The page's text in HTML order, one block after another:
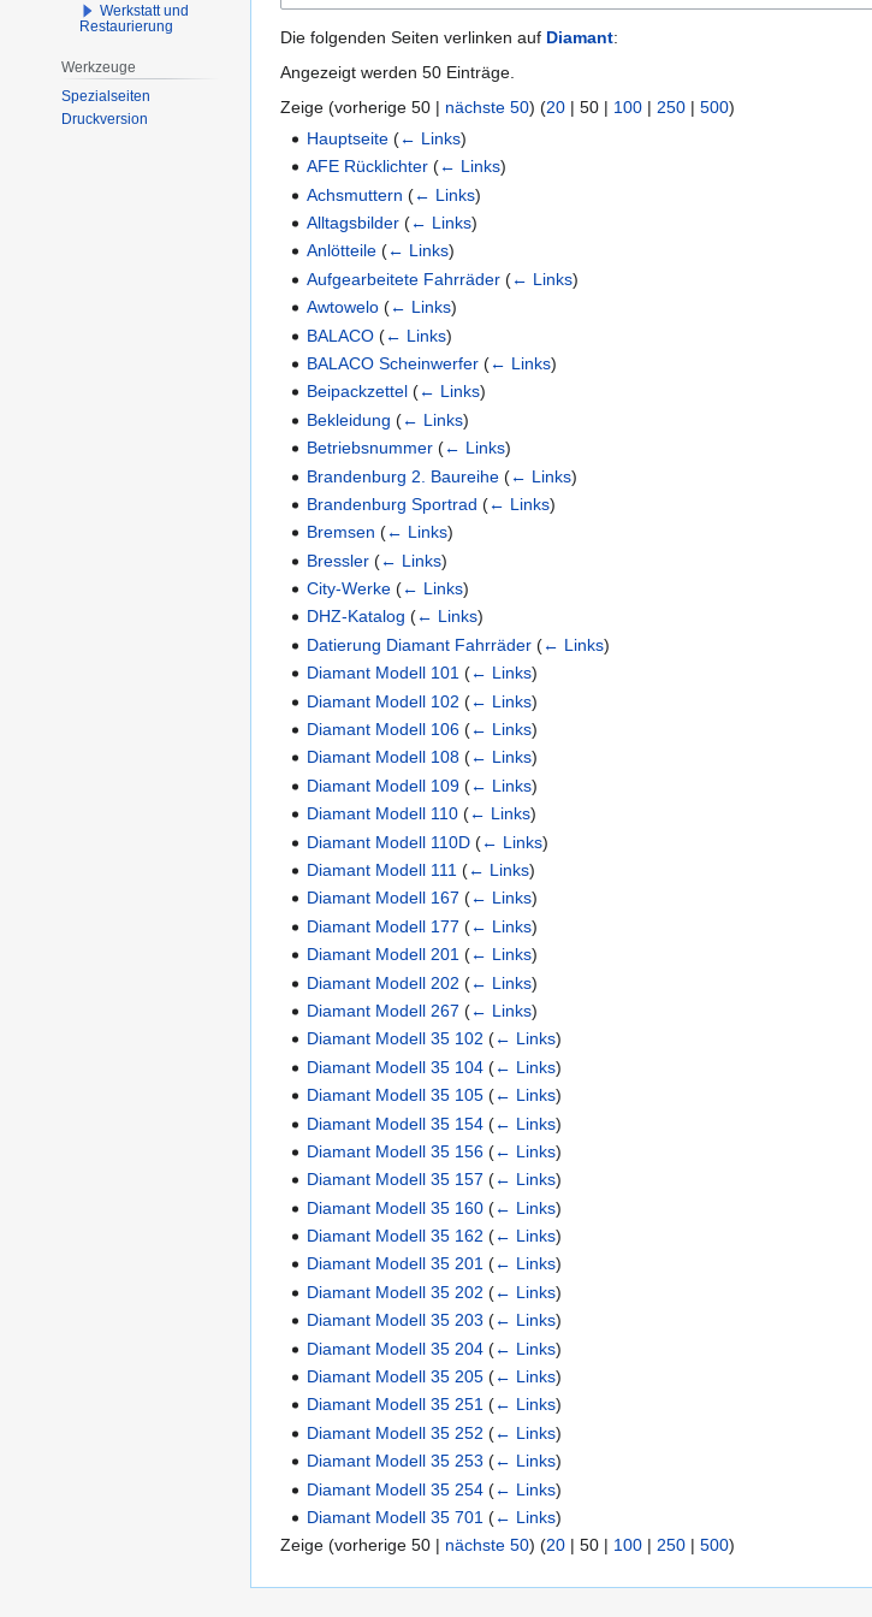
Die folgenden Seiten verlinken auf Diamant:
Angezeigt werden 50 Einträge.
Zeige (vorherige 50 | nächste 50) (20 | 50 | 100 | 250 | 500)
Hauptseite (← Links)
AFE Rücklichter (← Links)
Achsmuttern (← Links)
Alltagsbilder (← Links)
Anlötteile (← Links)
Aufgearbeitete Fahrräder (← Links)
Awtowelo (← Links)
BALACO (← Links)
BALACO Scheinwerfer (← Links)
Beipackzettel (← Links)
Bekleidung (← Links)
Betriebsnummer (← Links)
Brandenburg 2. Baureihe (← Links)
Brandenburg Sportrad (← Links)
Bremsen (← Links)
Bressler (← Links)
City-Werke (← Links)
DHZ-Katalog (← Links)
Datierung Diamant Fahrräder (← Links)
Diamant Modell 101 (← Links)
Diamant Modell 102 (← Links)
Diamant Modell 106 (← Links)
Diamant Modell 108 (← Links)
Diamant Modell 109 (← Links)
Diamant Modell 110 (← Links)
Diamant Modell 110D (← Links)
Diamant Modell 111 (← Links)
Diamant Modell 167 (← Links)
Diamant Modell 177 (← Links)
Diamant Modell 201 (← Links)
Diamant Modell 202 (← Links)
Diamant Modell 267 (← Links)
Diamant Modell 35 102 (← Links)
Diamant Modell 35 104 (← Links)
Diamant Modell 35 105 (← Links)
Diamant Modell 35 154 (← Links)
Diamant Modell 35 156 (← Links)
Diamant Modell 35 157 (← Links)
Diamant Modell 35 160 (← Links)
Diamant Modell 35 162 (← Links)
Diamant Modell 35 201 (← Links)
Diamant Modell 35 202 (← Links)
Diamant Modell 35 203 (← Links)
Diamant Modell 35 204 (← Links)
Diamant Modell 35 205 (← Links)
Diamant Modell 35 251 (← Links)
Diamant Modell 35 252 (← Links)
Diamant Modell 35 253 (← Links)
Diamant Modell 35 254 (← Links)
Diamant Modell 35 701 (← Links)
Zeige (vorherige 50 | nächste 50) (20 | 50 | 100 | 250 | 500)
Werkstatt und
Restaurierung
Werkzeuge
Spezialseiten
Druckversion